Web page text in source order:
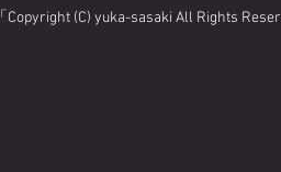
「Copyright (C) yuka-sasaki All Rights